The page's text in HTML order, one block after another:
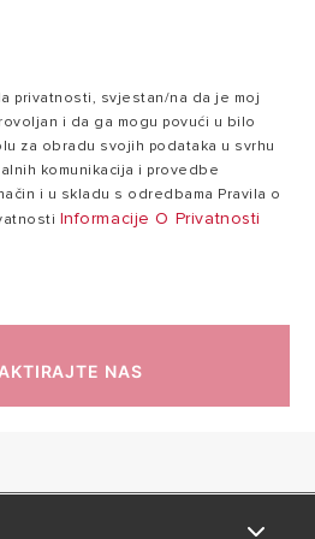
97,9
%
97,9 %
98,2
107,3
/
privatnosti, svjestan/na da je moj
i da ga mogu povući u bilo
za obradu svojih podataka u svrhu
komunikacija i provedbe
i u skladu s odredbama Pravila o
Informacije O Privatnosti
NAS